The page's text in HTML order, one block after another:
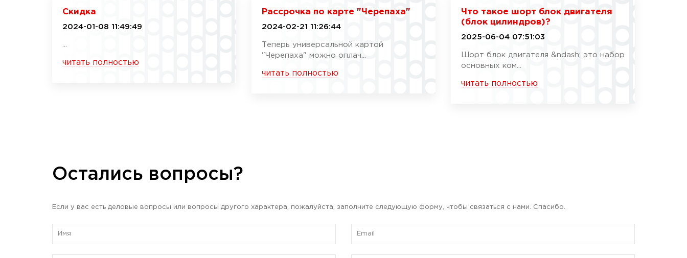
Скидка
2024-01-08 11:49:49
читать полностью
Рассрочка по карте "Черепаха"
2024-02-21 11:26:44
Теперь универсальной картой
"Черепаха" можно оплач...
читать полностью
Что такое шорт блок двигателя
(блок цилиндров)?
2025-06-04 07:51:03
Шорт блок двигателя &ndash; это набор
основных ком...
читать полностью
Остались вопросы?
Если у вас есть деловые вопросы или вопросы другого характера, пожалуйста, заполните следующую форму, чтобы связаться с нами. Спасибо.